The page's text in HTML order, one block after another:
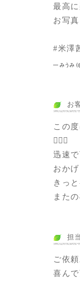
最高
お写
#米澤
— みうみ
お
この
🙇🏻‍♀️
迅速
おか
きっ
また
担
ご依
喜ん